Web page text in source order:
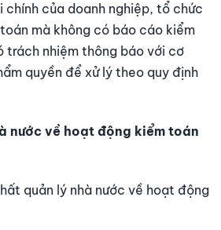
chính của doanh nghiệp, tổ chức
mà không có báo cáo kiểm
trách nhiệm thông báo với cơ
quyền để xử lý theo quy định
nước về hoạt động kiểm toán
quản lý nhà nước về hoạt động